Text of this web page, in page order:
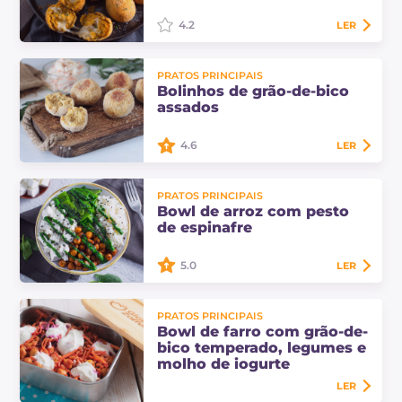
perfeitos para servir como uma
entrada original e saborosa. Apenas
alguns ingredientes para bolinhos…
4.2 LER
PRATOS PRINCIPAIS
Bolinhos de grão-de-bico
assados
assados são um prato principal leve
e saboroso, perfeito para quem
procura uma alternativa deliciosa e
4.6 LER
PRATOS PRINCIPAIS
Bowl de arroz com pesto
de espinafre
espinafre é um prato principal
saboroso e saudável. Enriquecido
com grão-de-bico e quartirolo, é
perfeito para…
5.0 LER
PRATOS PRINCIPAIS
Bowl de farro com grão-de-
bico temperado, legumes e
molho de iogurte
LER